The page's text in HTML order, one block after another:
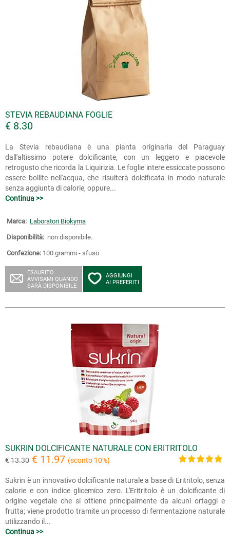
STEVIA REBAUDIANA FOGLIE
€ 8.30
La Stevia rebaudiana è una pianta originaria del Paraguay
dall'altissimo potere dolcificante, con un leggero e piacevole
retrogusto che ricorda la Liquirizia. Le foglie intere essiccate possono
essere bollite nell'acqua, che risulterà dolcificata in modo naturale
senza aggiunta di calorie, oppure...
Continua >>
Marca: Laboratori Biokyma
Disponibilità: non disponibile.
Confezione: 100 grammi - sfuso
ESAURITO
AVVISAMI QUANDO
SARÀ DISPONIBILE
AGGIUNGI
AI PREFERITI
SUKRIN DOLCIFICANTE NATURALE CON ERITRITOLO
€ 13.30 € 11.97 (sconto 10%)
Sukrin è un innovativo dolcificante naturale a base di Eritritolo, senza
calorie e con indice glicemico zero. L'Eritritolo è un dolcificante di
origine vegetale che si ottiene principalmente da alcuni ortaggi e
frutta; viene prodotto tramite un processo di fermentazione naturale
utilizzando il...
Continua >>